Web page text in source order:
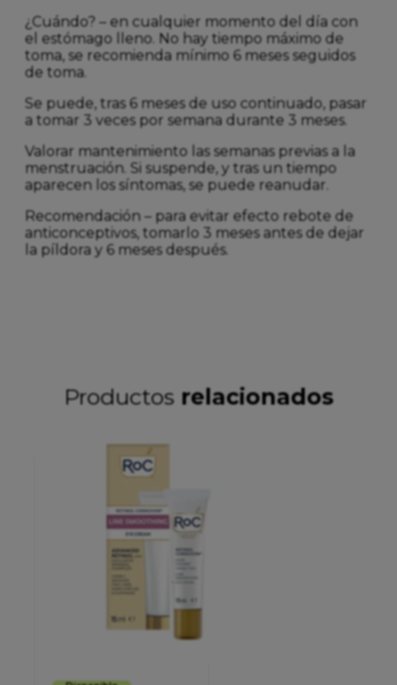
¿Cuándo? – en cualquier momento del día con
el estómago lleno. No hay tiempo máximo de
toma, se recomienda mínimo 6 meses seguidos
de toma.
Se puede, tras 6 meses de uso continuado, pasar
a tomar 3 veces por semana durante 3 meses.
Valorar mantenimiento las semanas previas a la
menstruación. Si suspende, y tras un tiempo
aparecen los síntomas, se puede reanudar.
Recomendación – para evitar efecto rebote de
anticonceptivos, tomarlo 3 meses antes de dejar
la píldora y 6 meses después.
Productos relacionados